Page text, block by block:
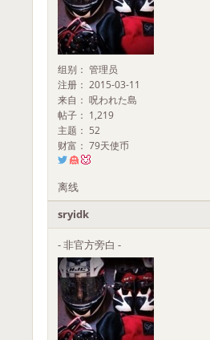
组别： 管理员
注册： 2015-03-11
来自： 呪われた島
帖子： 1,219
主题： 52
财富： 79天使币
离线
sryidk
- 非官方旁白 -